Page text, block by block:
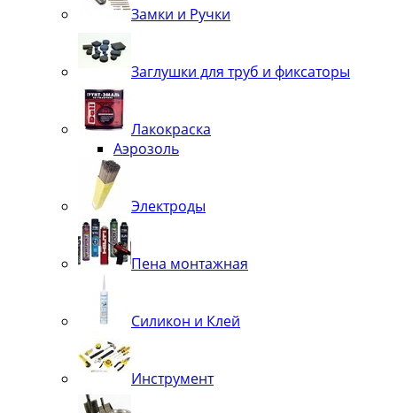
Замки и Ручки
Заглушки для труб и фиксаторы
Лакокраска
Аэрозоль
Электроды
Пена монтажная
Силикон и Клей
Инструмент